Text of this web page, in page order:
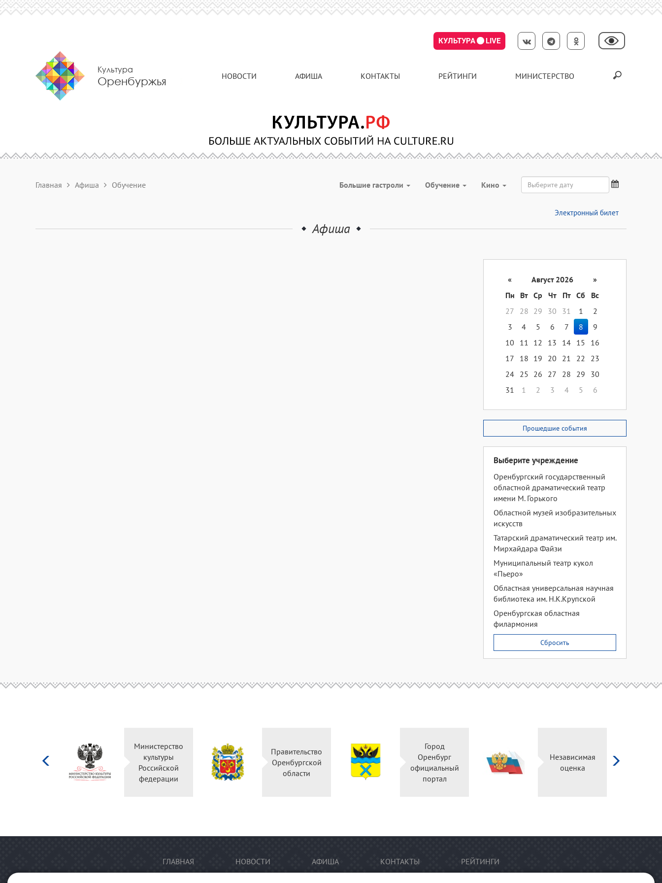
КУЛЬТУРА LIVE
Культура
Оренбуржья НОВОСТИ АФИША КОНТАКТЫ РЕЙТИНГИ МИНИСТЕРСТВО
Главная Афиша Обучение Большие гастроли Обучение Кино
Электронный билет
Афиша
« Август 2026
»
Пн
Вт Ср Чт Пт Сб
Вс
27
28 29 30 31 1
2
3
4 5 6 7 8
9
10
11 12 13 14 15
16
17
18 19 20 21 22
23
24 25 26 27 28 29
30
31
1 2 3 4 5 6
Прошедшие события
Выберите учреждение
Оренбургский государственный
областной драматический театр
имени М. Горького
Областной музей изобразительных
искусств
Татарский драматический театр им.
Мирхайдара Файзи
Муниципальный театр кукол
«Пьеро»
Областная универсальная научная
библиотека им. Н.К.Крупской
Оренбургская областная
филармония
Сбросить
Министерство
культуры
Российской
федерации
Правительство
Оренбургской
области
Город
Оренбург
официальный
портал
Независимая
оценка
ГЛАВНАЯ НОВОСТИ АФИША КОНТАКТЫ РЕЙТИНГИ